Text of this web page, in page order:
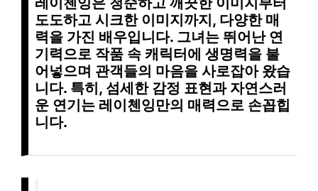
도도하고 시크한 이미지까지, 다양한 매
력을 가진 배우입니다. 그녀는 뛰어난 연
기력으로 작품 속 캐릭터에 생명력을 불
어넣으며 관객들의 마음을 사로잡아 왔습
니다. 특히, 섬세한 감정 표현과 자연스러
운 연기는 레이첸잉만의 매력으로 손꼽힙
니다.